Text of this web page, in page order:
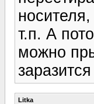
т.п. А
можно
Litka